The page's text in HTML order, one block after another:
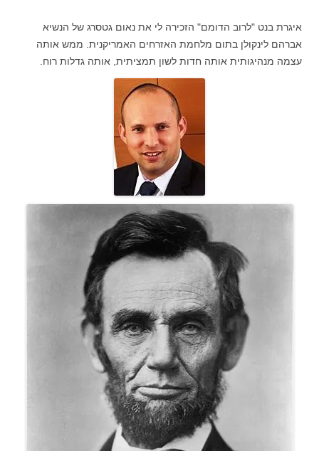
איגרת בנט "לרוב הדומם" הזכירה לי את נאום גטסרג של הנשיא
אברהם לינקולן בתום מלחמת האזרחים האמריקנית. ממש אותה
עצמה מנהיגותית אותה חדות לשון תמציתית, אותה גדלות רוח.